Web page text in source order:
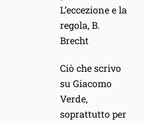
L’eccezione e la
regola, B.
Brecht
Ciò che scrivo
su Giacomo
Verde,
soprattutto per